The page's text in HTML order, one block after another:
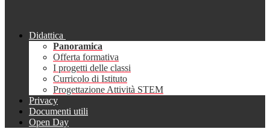
Didattica
Panoramica
Offerta formativa
I progetti delle classi
Curricolo di Istituto
Progettazione Attività STEM
Privacy
Documenti utili
Open Day